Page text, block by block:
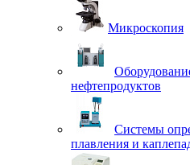
Микроскопия
нефтепродуктов
Системы
плавления и